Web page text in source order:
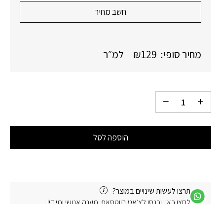
חשב מחיר
מחיר סופי: ₪129 למ״ר
הוספה לסל
תרצו לעשות שינויים במוצר?